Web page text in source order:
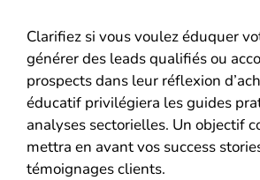
Clarifiez si vous voulez éduquer
générer des leads qualifiés ou
prospects dans leur réflexion
éducatif privilégiera les guides
analyses sectorielles. Un objectif
mettra en avant vos success
témoignages clients.